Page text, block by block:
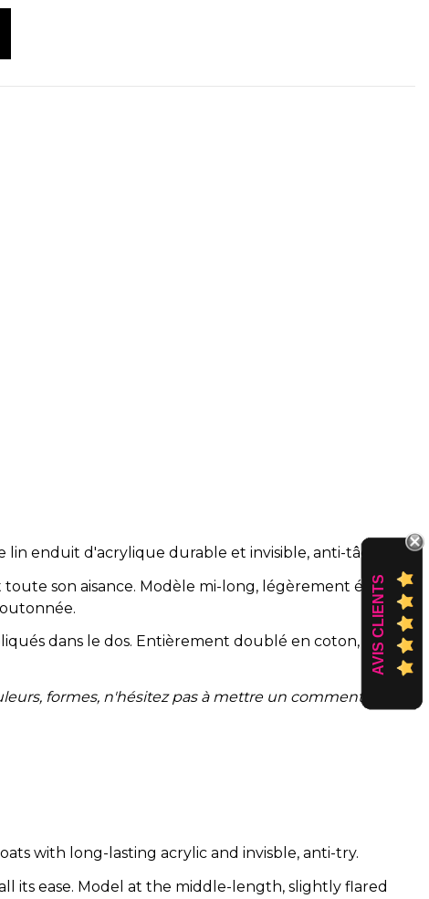
enduit d'acrylique durable et invisible, anti-tâches.
son aisance. Modèle mi-long, légèrement évasée
dans le dos. Entièrement doublé en coton,
formes, n'hésitez pas à mettre un commentaire à
with long-lasting acrylic and invisble, anti-try.
its ease. Model at the middle-length, slightly flared
AVIS CLIENTS